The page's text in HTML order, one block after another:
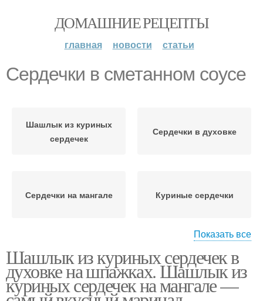
ДОМАШНИЕ РЕЦЕПТЫ
главная новости статьи
Сердечки в сметанном соусе
Шашлык из куриных
сердечек
Сердечки в духовке
Сердечки на мангале Куриные сердечки
соусе
Соус на шпажках
Показать все
Шашлык из куриных сердечек в
духовке на шпажках. Шашлык из
куриных сердечек на мангале —